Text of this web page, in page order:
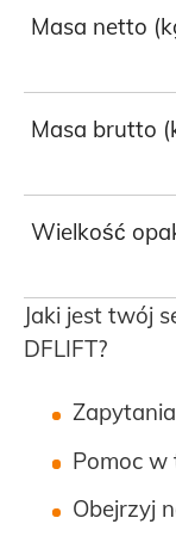
Masa netto
Masa brutto
Wielkość
Jaki jest twój
DFLIFT?
Pomoc w
Obejrzyj